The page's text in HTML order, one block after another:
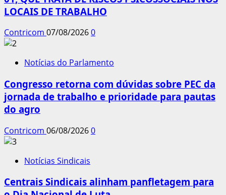
LOCAIS DE TRABALHO
Contricom 07/08/20260
Notícias do Parlamento
Congresso retorna com dúvidas sobre PEC da
jornada de trabalho e prioridade para pautas
do agro
Contricom 06/08/20260
Notícias Sindicais
Centrais Sindicais alinham panfletagem para